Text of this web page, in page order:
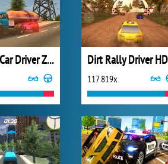
Russian Car Driver ZIL 130 Dirt Rally Driver HD
117 819x